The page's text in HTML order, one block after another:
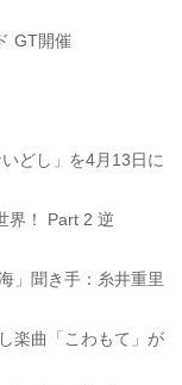
GT開催
どし」を4月13日に
界！ Part 2 逆
」聞き手：糸井重里
楽曲「こわもて」が